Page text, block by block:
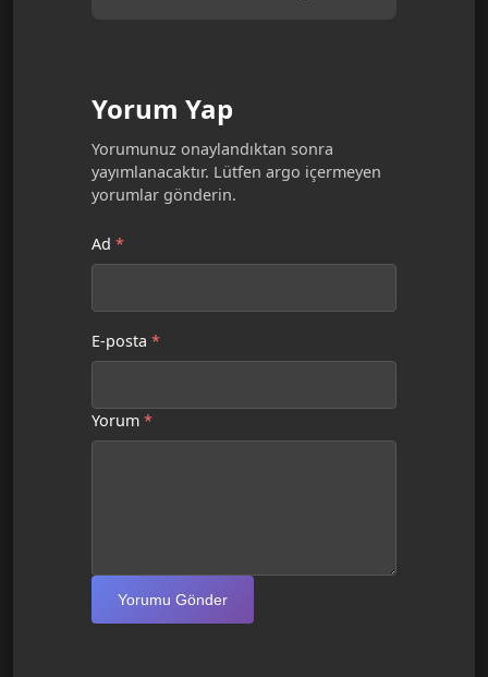
Yorum Yap
Yorumunuz onaylandıktan sonra
yayımlanacaktır. Lütfen argo içermeyen
yorumlar gönderin.
Ad *
E-posta *
Yorum *
Yorumu Gönder